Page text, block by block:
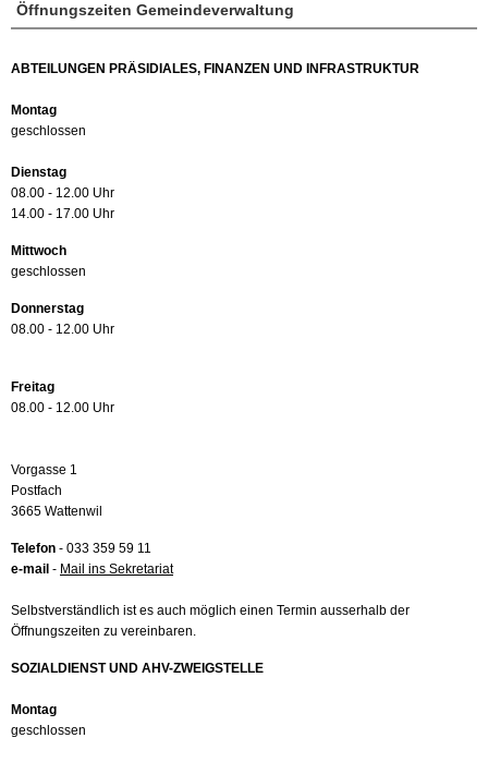
Öffnungszeiten Gemeindeverwaltung
ABTEILUNGEN PRÄSIDIALES, FINANZEN UND INFRASTRUKTUR
Montag
geschlossen
Dienstag
08.00 - 12.00 Uhr
14.00 - 17.00 Uhr
Mittwoch
geschlossen
Donnerstag
08.00 - 12.00 Uhr
Freitag
08.00 - 12.00 Uhr
Vorgasse 1
Postfach
3665 Wattenwil
Telefon - 033 359 59 11
e-mail - Mail ins Sekretariat
Selbstverständlich ist es auch möglich einen Termin ausserhalb der
Öffnungszeiten zu vereinbaren.
SOZIALDIENST UND AHV-ZWEIGSTELLE
Montag
geschlossen